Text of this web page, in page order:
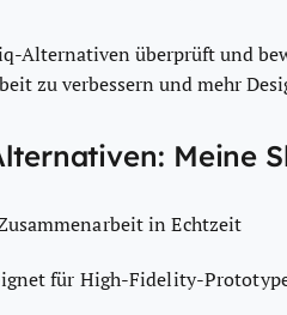
Alternativen überprüft und
zu verbessern und mehr
Meine
in Echtzeit
für High-Fidelity-